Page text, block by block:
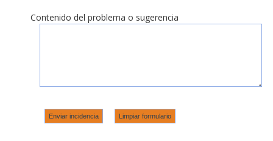
Contenido del problema o sugerencia